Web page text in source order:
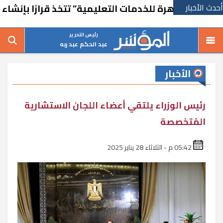
أحدث الأخبارللخدمات التعليمية” تتخذ قرارًا بإنشاء مدرسة
رئيس التحرير
عبد الحكم عبد ربه
الأخبار
رئيس الوزراء يلتقي أعضاء اللجان الاستشارية
المُتخصصة